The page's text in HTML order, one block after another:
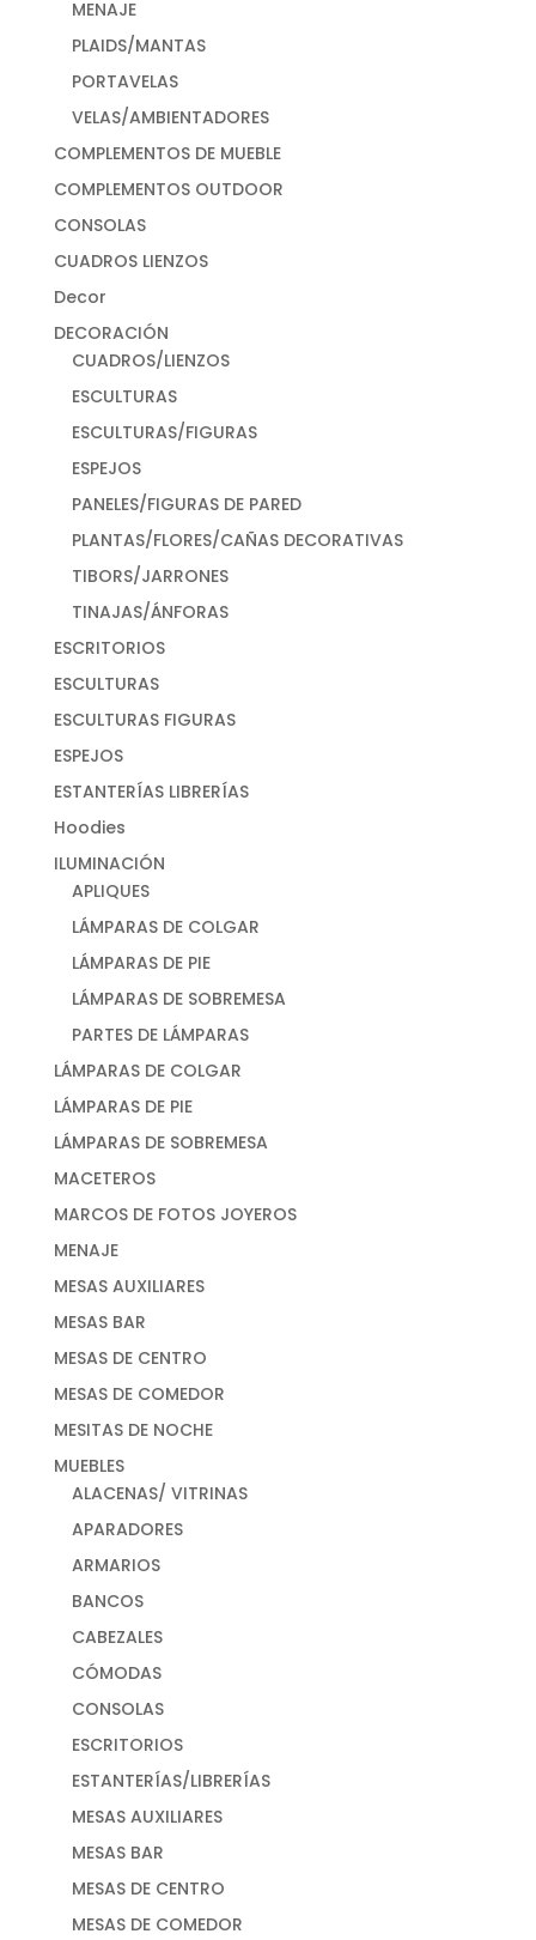
MENAJE
PLAIDS/MANTAS
PORTAVELAS
VELAS/AMBIENTADORES
COMPLEMENTOS DE MUEBLE
COMPLEMENTOS OUTDOOR
CONSOLAS
CUADROS LIENZOS
Decor
DECORACIÓN
CUADROS/LIENZOS
ESCULTURAS
ESCULTURAS/FIGURAS
ESPEJOS
PANELES/FIGURAS DE PARED
PLANTAS/FLORES/CAÑAS DECORATIVAS
TIBORS/JARRONES
TINAJAS/ÁNFORAS
ESCRITORIOS
ESCULTURAS
ESCULTURAS FIGURAS
ESPEJOS
ESTANTERÍAS LIBRERÍAS
Hoodies
ILUMINACIÓN
APLIQUES
LÁMPARAS DE COLGAR
LÁMPARAS DE PIE
LÁMPARAS DE SOBREMESA
PARTES DE LÁMPARAS
LÁMPARAS DE COLGAR
LÁMPARAS DE PIE
LÁMPARAS DE SOBREMESA
MACETEROS
MARCOS DE FOTOS JOYEROS
MENAJE
MESAS AUXILIARES
MESAS BAR
MESAS DE CENTRO
MESAS DE COMEDOR
MESITAS DE NOCHE
MUEBLES
ALACENAS/ VITRINAS
APARADORES
ARMARIOS
BANCOS
CABEZALES
CÓMODAS
CONSOLAS
ESCRITORIOS
ESTANTERÍAS/LIBRERÍAS
MESAS AUXILIARES
MESAS BAR
MESAS DE CENTRO
MESAS DE COMEDOR